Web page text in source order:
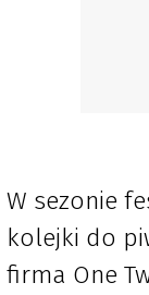
W sezonie
kolejki do
firma One